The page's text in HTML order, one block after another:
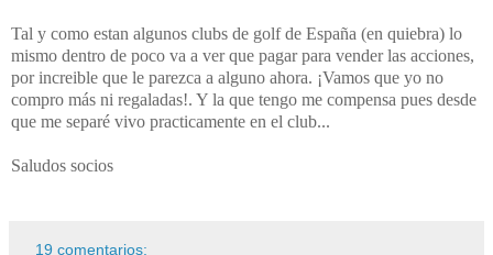
Tal y como estan algunos clubs de golf de España (en quiebra) lo
mismo dentro de poco va a ver que pagar para vender las acciones,
por increible que le parezca a alguno ahora. ¡Vamos que yo no
compro más ni regaladas!. Y la que tengo me compensa pues desde
que me separé vivo practicamente en el club...
Saludos socios
19 comentarios: